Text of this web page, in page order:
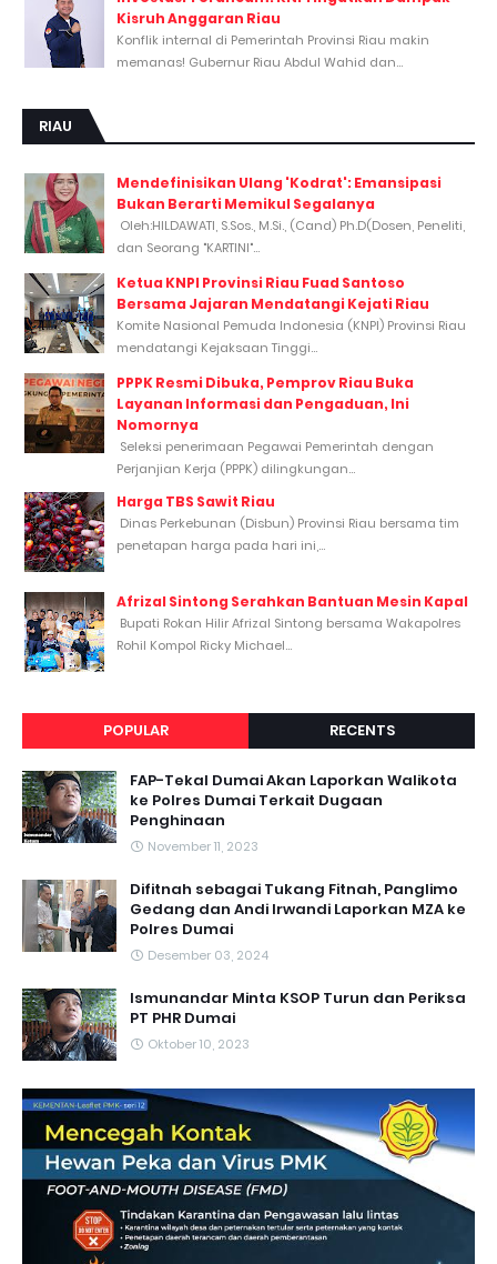
Kisruh Anggaran Riau
Konflik internal di Pemerintah Provinsi Riau makin
memanas! Gubernur Riau Abdul Wahid dan...
RIAU
Mendefinisikan Ulang 'Kodrat': Emansipasi
Bukan Berarti Memikul Segalanya
Oleh:HILDAWATI, S.Sos., M.Si., (Cand) Ph.D(Dosen, Peneliti,
dan Seorang "KARTINI"...
Ketua KNPI Provinsi Riau Fuad Santoso
Bersama Jajaran Mendatangi Kejati Riau
Komite Nasional Pemuda Indonesia (KNPI) Provinsi Riau
mendatangi Kejaksaan Tinggi...
PPPK Resmi Dibuka, Pemprov Riau Buka
Layanan Informasi dan Pengaduan, Ini
Nomornya
Seleksi penerimaan Pegawai Pemerintah dengan
Perjanjian Kerja (PPPK) dilingkungan...
Harga TBS Sawit Riau
Dinas Perkebunan (Disbun) Provinsi Riau bersama tim
penetapan harga pada hari ini,...
Afrizal Sintong Serahkan Bantuan Mesin Kapal
Bupati Rokan Hilir Afrizal Sintong bersama Wakapolres
Rohil Kompol Ricky Michael...
POPULAR RECENTS
FAP-Tekal Dumai Akan Laporkan Walikota
ke Polres Dumai Terkait Dugaan
Penghinaan
November 11, 2023
Difitnah sebagai Tukang Fitnah, Panglimo
Gedang dan Andi Irwandi Laporkan MZA ke
Polres Dumai
Desember 03, 2024
Ismunandar Minta KSOP Turun dan Periksa
PT PHR Dumai
Oktober 10, 2023